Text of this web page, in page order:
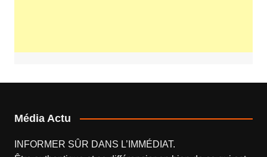
Média Actu
INFORMER SÛR DANS L’IMMÉDIAT.